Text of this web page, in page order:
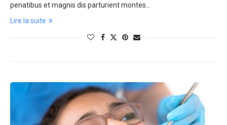
penatibus et magnis dis parturient montes…
Lire la suite